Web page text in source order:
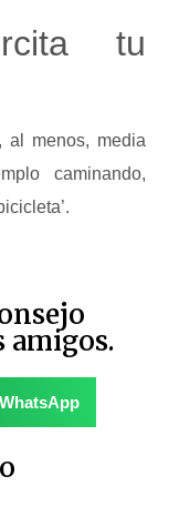
tu
al menos, media
caminando,
amigos.
WhatsApp